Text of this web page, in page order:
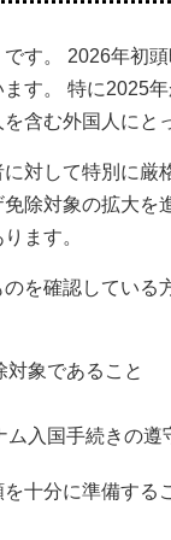
す。 2026年初
す。 特に2025
含む外国人にと
対して特別に厳
除対象の拡大を
ます。
を確認している
対象であること
ム入国手続きの遵
十分に準備する